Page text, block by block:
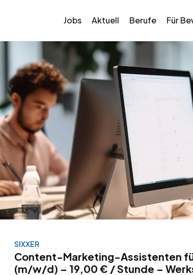
Jobs Aktuell Berufe Für
SIXXER
Content-Marketing-Assistenten
(m/w/d) – 19,00 € / Stunde –